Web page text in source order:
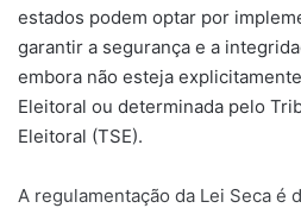
estados podem optar por
garantir a segurança e a
embora não esteja
Eleitoral ou determinada pelo
Eleitoral (TSE).
A regulamentação da Lei Seca é